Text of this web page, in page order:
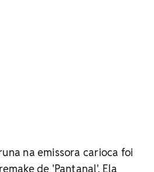
na emissora carioca foi
de 'Pantanal'. Ela